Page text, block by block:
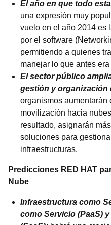
El año en que todo
una expresión muy
vuelo en el año 2014 es
por el software
permitiendo a quienes
manejar lo que antes
El sector público
gestión y organización
organismos
movilización hacia
resultado, asignarán
soluciones para
infraestructuras.
Predicciones RED HAT
Nube
Infraestructura como
como Servicio (PaaS)